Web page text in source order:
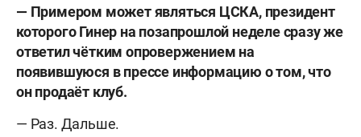
— Примером может являться ЦСКА, президент
которого Гинер на позапрошлой неделе сразу же
ответил чётким опровержением на
появившуюся в прессе информацию о том, что
он продаёт клуб.
— Раз. Дальше.